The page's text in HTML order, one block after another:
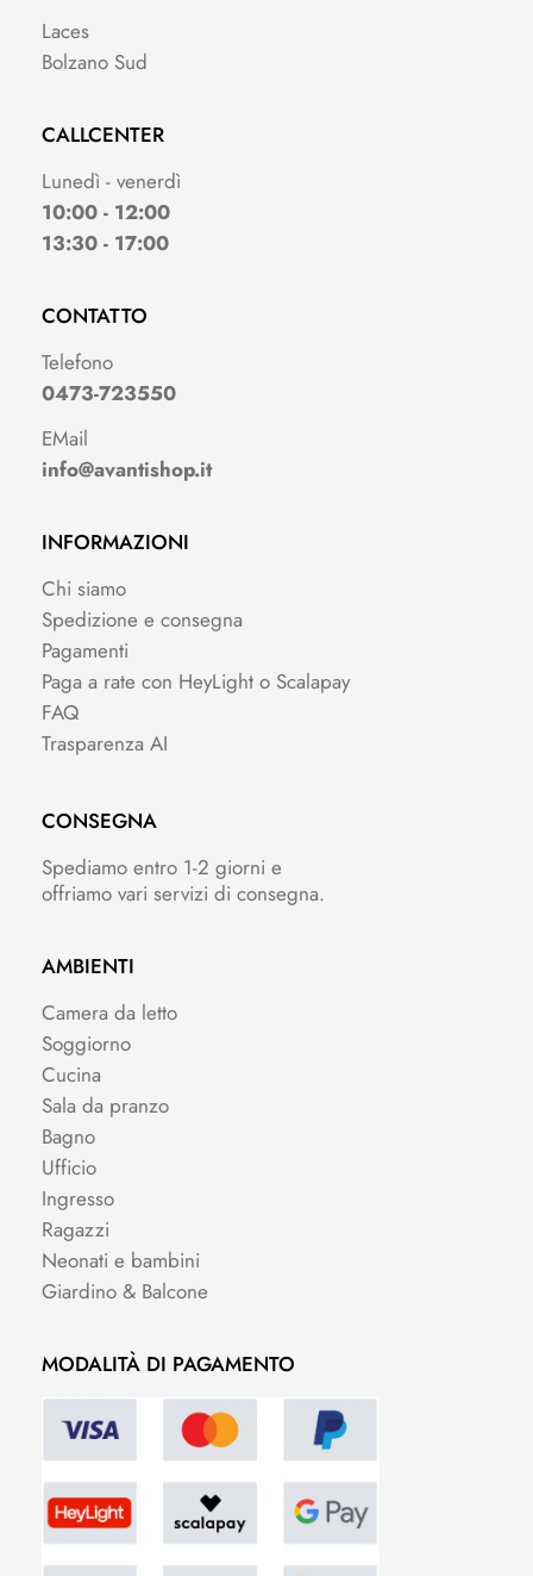
Laces
Bolzano Sud
CALLCENTER
Lunedì - venerdì
10:00 - 12:00
13:30 - 17:00
CONTATTO
Telefono
0473-723550
EMail
info@avantishop.it
INFORMAZIONI
Chi siamo
Spedizione e consegna
Pagamenti
Paga a rate con HeyLight o Scalapay
FAQ
Trasparenza AI
CONSEGNA
Spediamo entro 1-2 giorni e
offriamo vari servizi di consegna.
AMBIENTI
Camera da letto
Soggiorno
Cucina
Sala da pranzo
Bagno
Ufficio
Ingresso
Ragazzi
Neonati e bambini
Giardino & Balcone
MODALITÀ DI PAGAMENTO